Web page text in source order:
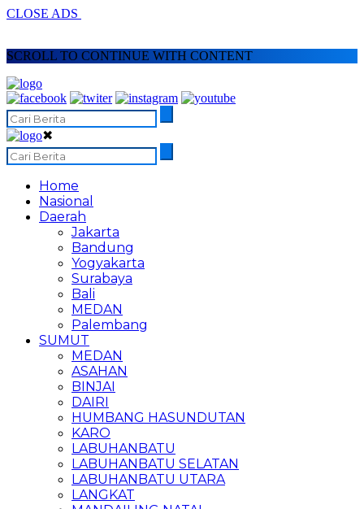
CLOSE ADS
SCROLL TO CONTINUE WITH CONTENT
✖
Home
Nasional
Daerah
Jakarta
Bandung
Yogyakarta
Surabaya
Bali
MEDAN
Palembang
SUMUT
MEDAN
ASAHAN
BINJAI
DAIRI
HUMBANG HASUNDUTAN
KARO
LABUHANBATU
LABUHANBATU SELATAN
LABUHANBATU UTARA
LANGKAT